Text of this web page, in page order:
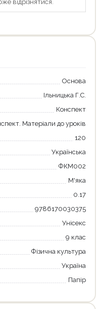
відрізнятися.
Основа
Ільницька Г.С.
Конспект
Матеріали до уроків
120
Українська
ФКМ002
М'яка
0.17
9786170030375
Унісекс
9 клас
Фізична культура
Україна
Папір